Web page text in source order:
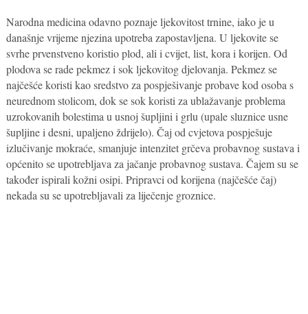
Narodna medicina odavno poznaje ljekovitost trnine, iako je u
današnje vrijeme njezina upotreba zapostavljena. U ljekovite se
svrhe prvenstveno koristio plod, ali i cvijet, list, kora i korijen. Od
plodova se rade pekmez i sok ljekovitog djelovanja. Pekmez se
najčešće koristi kao sredstvo za pospješivanje probave kod osoba s
neurednom stolicom, dok se sok koristi za ublažavanje problema
uzrokovanih bolestima u usnoj šupljini i grlu (upale sluznice usne
šupljine i desni, upaljeno ždrijelo). Čaj od cvjetova pospješuje
izlučivanje mokraće, smanjuje intenzitet grčeva probavnog sustava i
općenito se upotrebljava za jačanje probavnog sustava. Čajem su se
također ispirali kožni osipi. Pripravci od korijena (najčešće čaj)
nekada su se upotrebljavali za liječenje groznice.